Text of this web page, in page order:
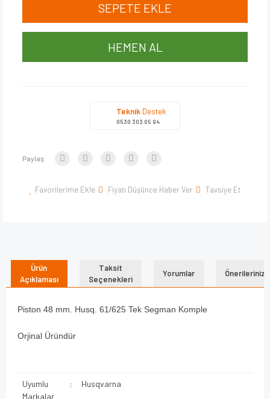
SEPETE EKLE
HEMEN AL
Teknik Destek
0530 303 05 94
Paylaş:
Favorilerime Ekle Fiyatı Düşünce Haber Ver Tavsiye Et
Ürün
Açıklaması
Taksit
Seçenekleri
Yorumlar Önerileriniz
Piston 48 mm. Husq. 61/625 Tek Segman Komple
Orjinal Üründür
Uyumlu
Markalar
: Husqvarna